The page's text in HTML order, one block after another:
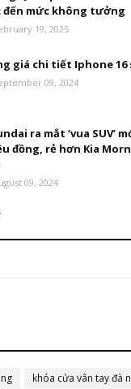
đến mức không tưởng
19, 2025
giá chi tiết Iphone 16
09, 2024
ra mắt ‘vua SUV’
đồng, rẻ hơn Kia
09, 2024
khóa cửa vân tay đà